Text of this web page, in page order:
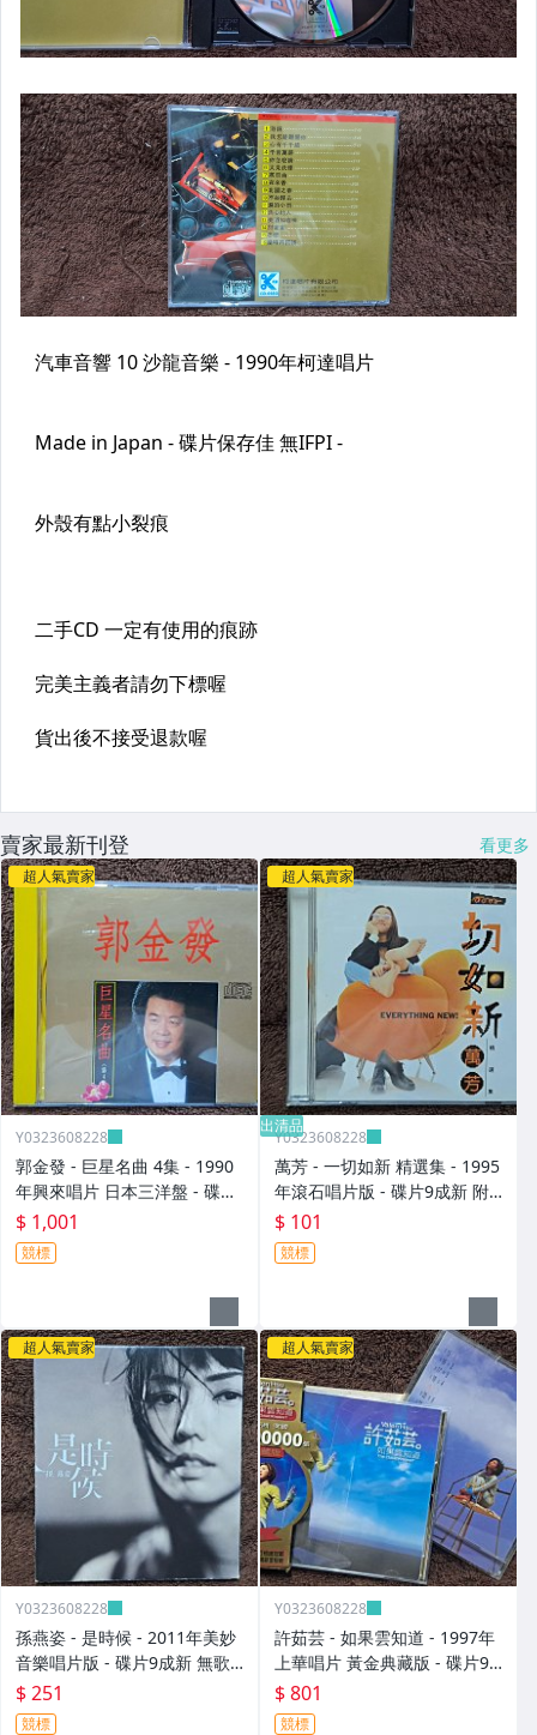
賣家最新刊登 看更多
超人氣賣家
Y0323608228
郭金發 - 巨星名曲 4集 - 1990
年興來唱片 日本三洋盤 - 碟片
9成新 無IFPI - 1001元起標 M
2316
$ 1,001
競標
超人氣賣家
出清品
Y0323608228
萬芳 - 一切如新 精選集 - 1995
年滾石唱片版 - 碟片9成新 附
$ 101
競標
超人氣賣家
Y0323608228
孫燕姿 - 是時候 - 2011年美妙
音樂唱片版 - 碟片9成新 無歌
$ 251
競標
超人氣賣家
Y0323608228
許茹芸 - 如果雲知道 - 1997年
上華唱片 黃金典藏版 - 碟片9
成新 附外紙盒+寫真年曆 - 801
元起標 大
$ 801
競標